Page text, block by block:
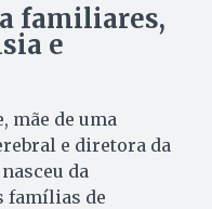
familiares,
e
mãe de uma
e diretora da
da
famílias de